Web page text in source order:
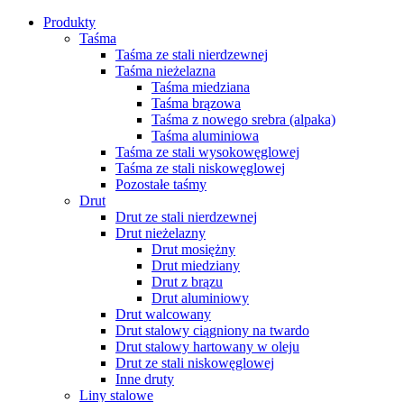
Produkty
Taśma
Taśma ze stali nierdzewnej
Taśma nieżelazna
Taśma miedziana
Taśma brązowa
Taśma z nowego srebra (alpaka)
Taśma aluminiowa
Taśma ze stali wysokowęglowej
Taśma ze stali niskowęglowej
Pozostałe taśmy
Drut
Drut ze stali nierdzewnej
Drut nieżelazny
Drut mosiężny
Drut miedziany
Drut z brązu
Drut aluminiowy
Drut walcowany
Drut stalowy ciągniony na twardo
Drut stalowy hartowany w oleju
Drut ze stali niskowęglowej
Inne druty
Liny stalowe